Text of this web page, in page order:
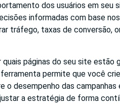
dos usuários em seu
informadas com base
tráfego, taxas de conversão,
páginas do seu site estão
permite que você
o desempenho das campanhas
a estratégia de forma